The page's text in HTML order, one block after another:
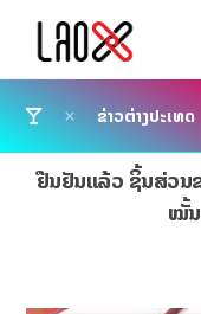
ຂ່າວຕ່າງປະເທດ
ຢືນຢັນແລ້ວ ຊິ້ນສ່ວນ
ໝັ້ນ